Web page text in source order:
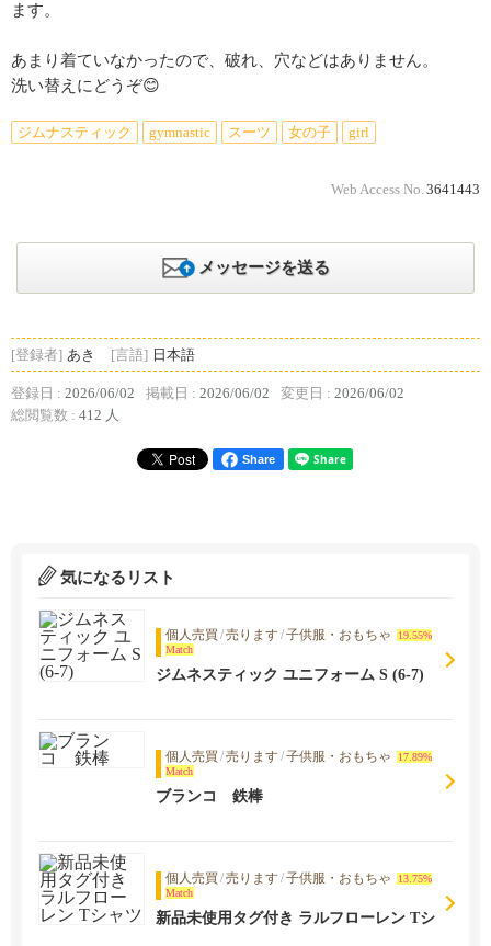
ます。
あまり着ていなかったので、破れ、穴などはありません。
洗い替えにどうぞ😊
ジムナスティック gymnastic スーツ 女の子 girl
Web Access No. 3641443
メッセージを送る
[登録者] あき [言語] 日本語
登録日 : 2026/06/02 掲載日 : 2026/06/02 変更日 : 2026/06/02
総閲覧数 : 412 人
Share
気になるリスト
個人売買 /売ります/子供服・おもちゃ
19.55%
Match
ジムネスティック ユニフォーム S (6-7)
個人売買 /売ります/子供服・おもちゃ
17.89%
Match
ブランコ 鉄棒
個人売買 /売ります/子供服・おもちゃ
13.75%
Match
新品未使用タグ付き ラルフローレン Tシ